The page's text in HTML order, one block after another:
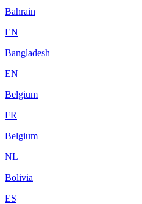
Bahrain
EN
Bangladesh
EN
Belgium
FR
Belgium
NL
Bolivia
ES